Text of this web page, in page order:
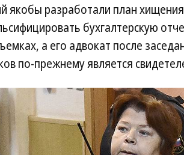
якобы разработали план
бухгалтерскую
а его адвокат после
по-прежнему является